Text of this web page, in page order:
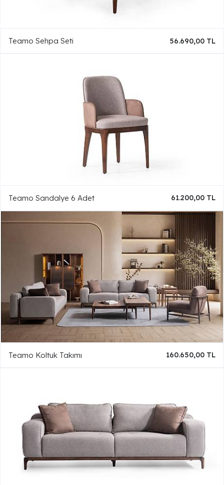
Teamo Sehpa Seti 56.690,00 TL
Teamo Sandalye 6 Adet 61.200,00 TL
Teamo Koltuk Takımı 160.650,00 TL